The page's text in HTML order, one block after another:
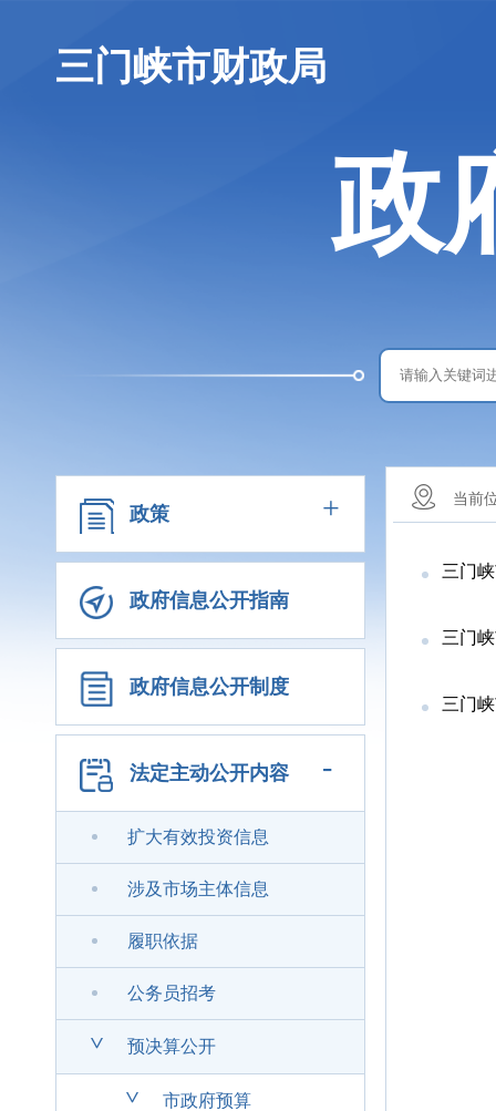
三门峡市财政局
政
政策 +
政府信息公开指南
政府信息公开制度
法定主动公开内容 -
扩大有效投资信息
涉及市场主体信息
履职依据
公务员招考
> 预决算公开
> 市政府预算
当前
三门
三门
三门